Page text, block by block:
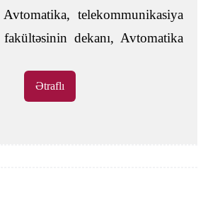
telekommunikasiya
dekanı, Avtomatika
Mustafa oğlu Hacıyevə 3102.01
Ətraflı